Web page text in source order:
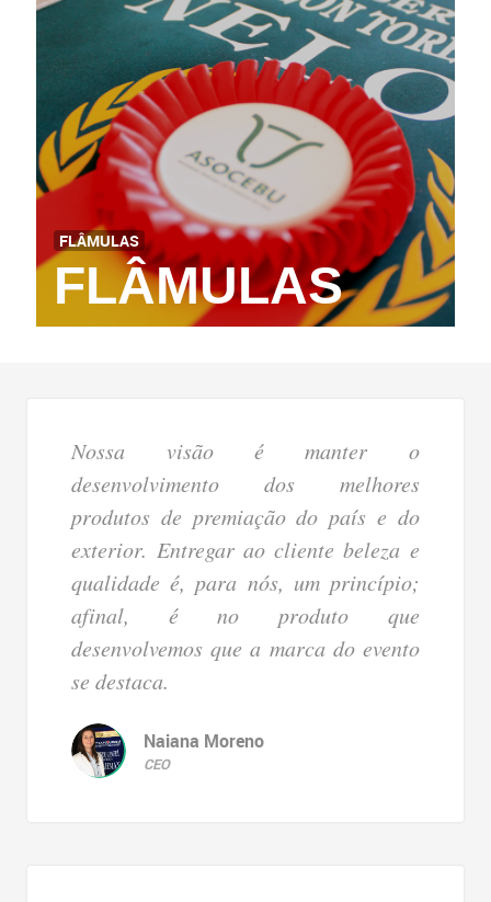
FLÂMULAS
FLÂMULAS
Nossa visão é manter o
desenvolvimento dos melhores
produtos de premiação do país e do
exterior. Entregar ao cliente beleza e
qualidade é, para nós, um princípio;
afinal, é no produto que
desenvolvemos que a marca do evento
se destaca.
Naiana Moreno
CEO